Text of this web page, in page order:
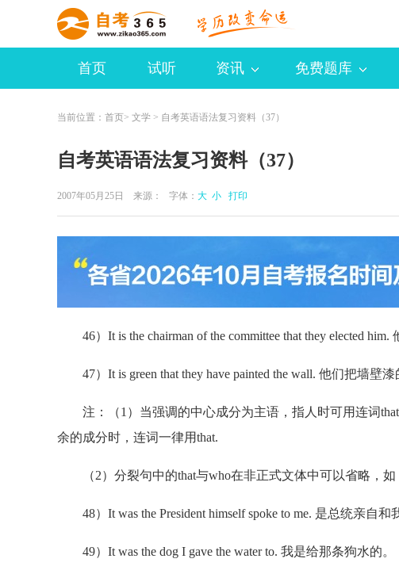
首页 试听 资讯 免费题库
当前位置： 首页> 文学 > 自考英语语法复习资料（37）
自考英语语法复习资料（37）
2007年05月25日 来源： 字体： 大 小 打印
46）It is the chairman of the committee that they elected him.
47）It is green that they have painted the wall. 他们把墙壁漆
注：（1）当强调的中心成分为主语，指人时可用连词that
余的成分时，连词一律用that.
（2）分裂句中的that与who在非正式文体中可以省略，如
48）It was the President himself spoke to me. 是总统亲自和
49）It was the dog I gave the water to. 我是给那条狗水的。